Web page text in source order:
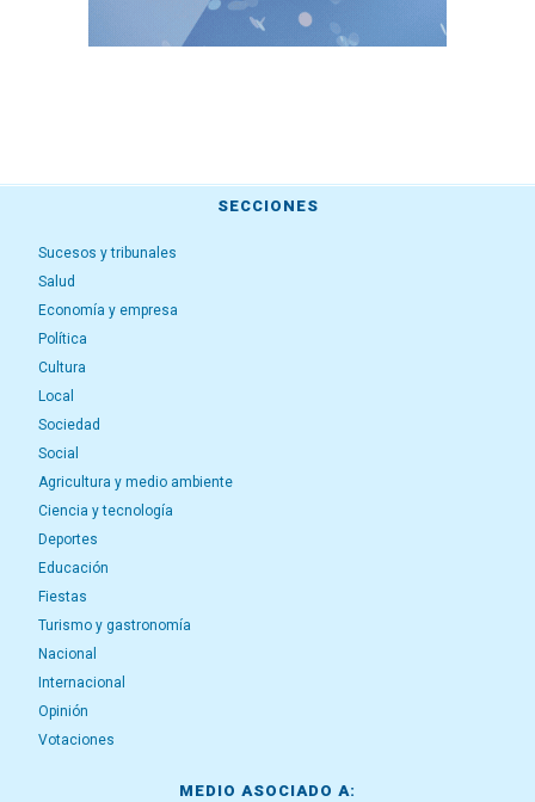
SECCIONES
Sucesos y tribunales
Salud
Economía y empresa
Política
Cultura
Local
Sociedad
Social
Agricultura y medio ambiente
Ciencia y tecnología
Deportes
Educación
Fiestas
Turismo y gastronomía
Nacional
Internacional
Opinión
Votaciones
MEDIO ASOCIADO A: